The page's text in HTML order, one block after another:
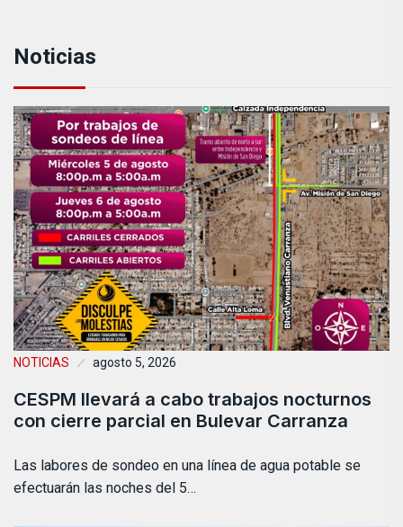
Noticias
NOTICIAS agosto 5, 2026
CESPM llevará a cabo trabajos nocturnos
con cierre parcial en Bulevar Carranza
Las labores de sondeo en una línea de agua potable se
efectuarán las noches del 5…